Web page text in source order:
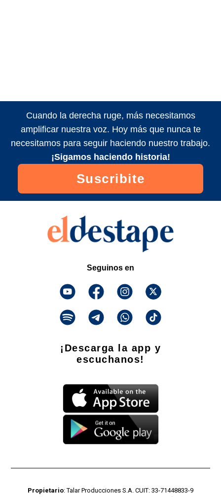
Cuando la derecha ruge, más necesitamos
amplificar nuestra voz. Hoy más que nunca te
necesitamos para seguir haciendo nuestro trabajo.
¡Sigamos haciendo historia!
Suscribite
Seguinos en
¡Descarga la app y
escuchanos!
Propietario: Talar Producciones S.A. CUIT: 33-71448833-9